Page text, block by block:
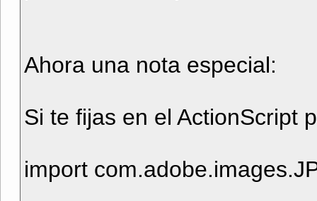
Ahora una nota especial:
Si te fijas en el ActionScript
import